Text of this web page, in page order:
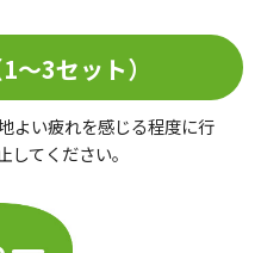
～3セット）
よい疲れを感じる程度に行
てください。